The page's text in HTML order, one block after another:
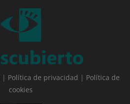
| Política de privacidad | Política de
cookies